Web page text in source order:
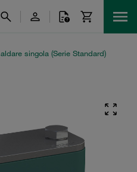
singola (Serie Standard)